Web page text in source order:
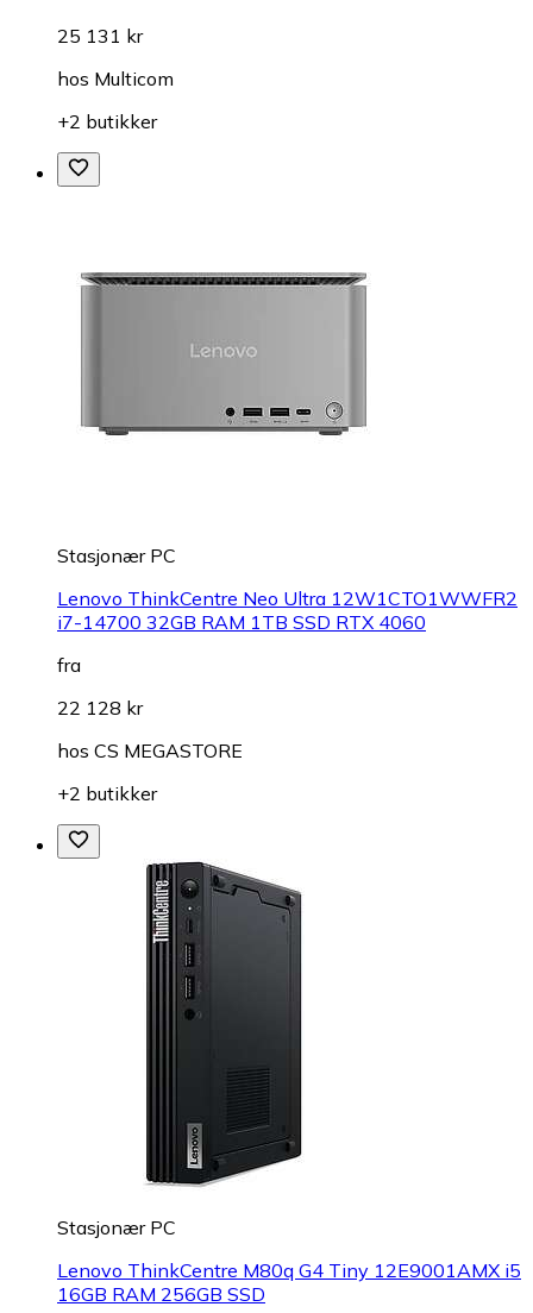
25 131 kr
hos Multicom
+2 butikker
Stasjonær PC
Lenovo ThinkCentre Neo Ultra 12W1CTO1WWFR2
i7-14700 32GB RAM 1TB SSD RTX 4060
fra
22 128 kr
hos CS MEGASTORE
+2 butikker
Stasjonær PC
Lenovo ThinkCentre M80q G4 Tiny 12E9001AMX i5
16GB RAM 256GB SSD